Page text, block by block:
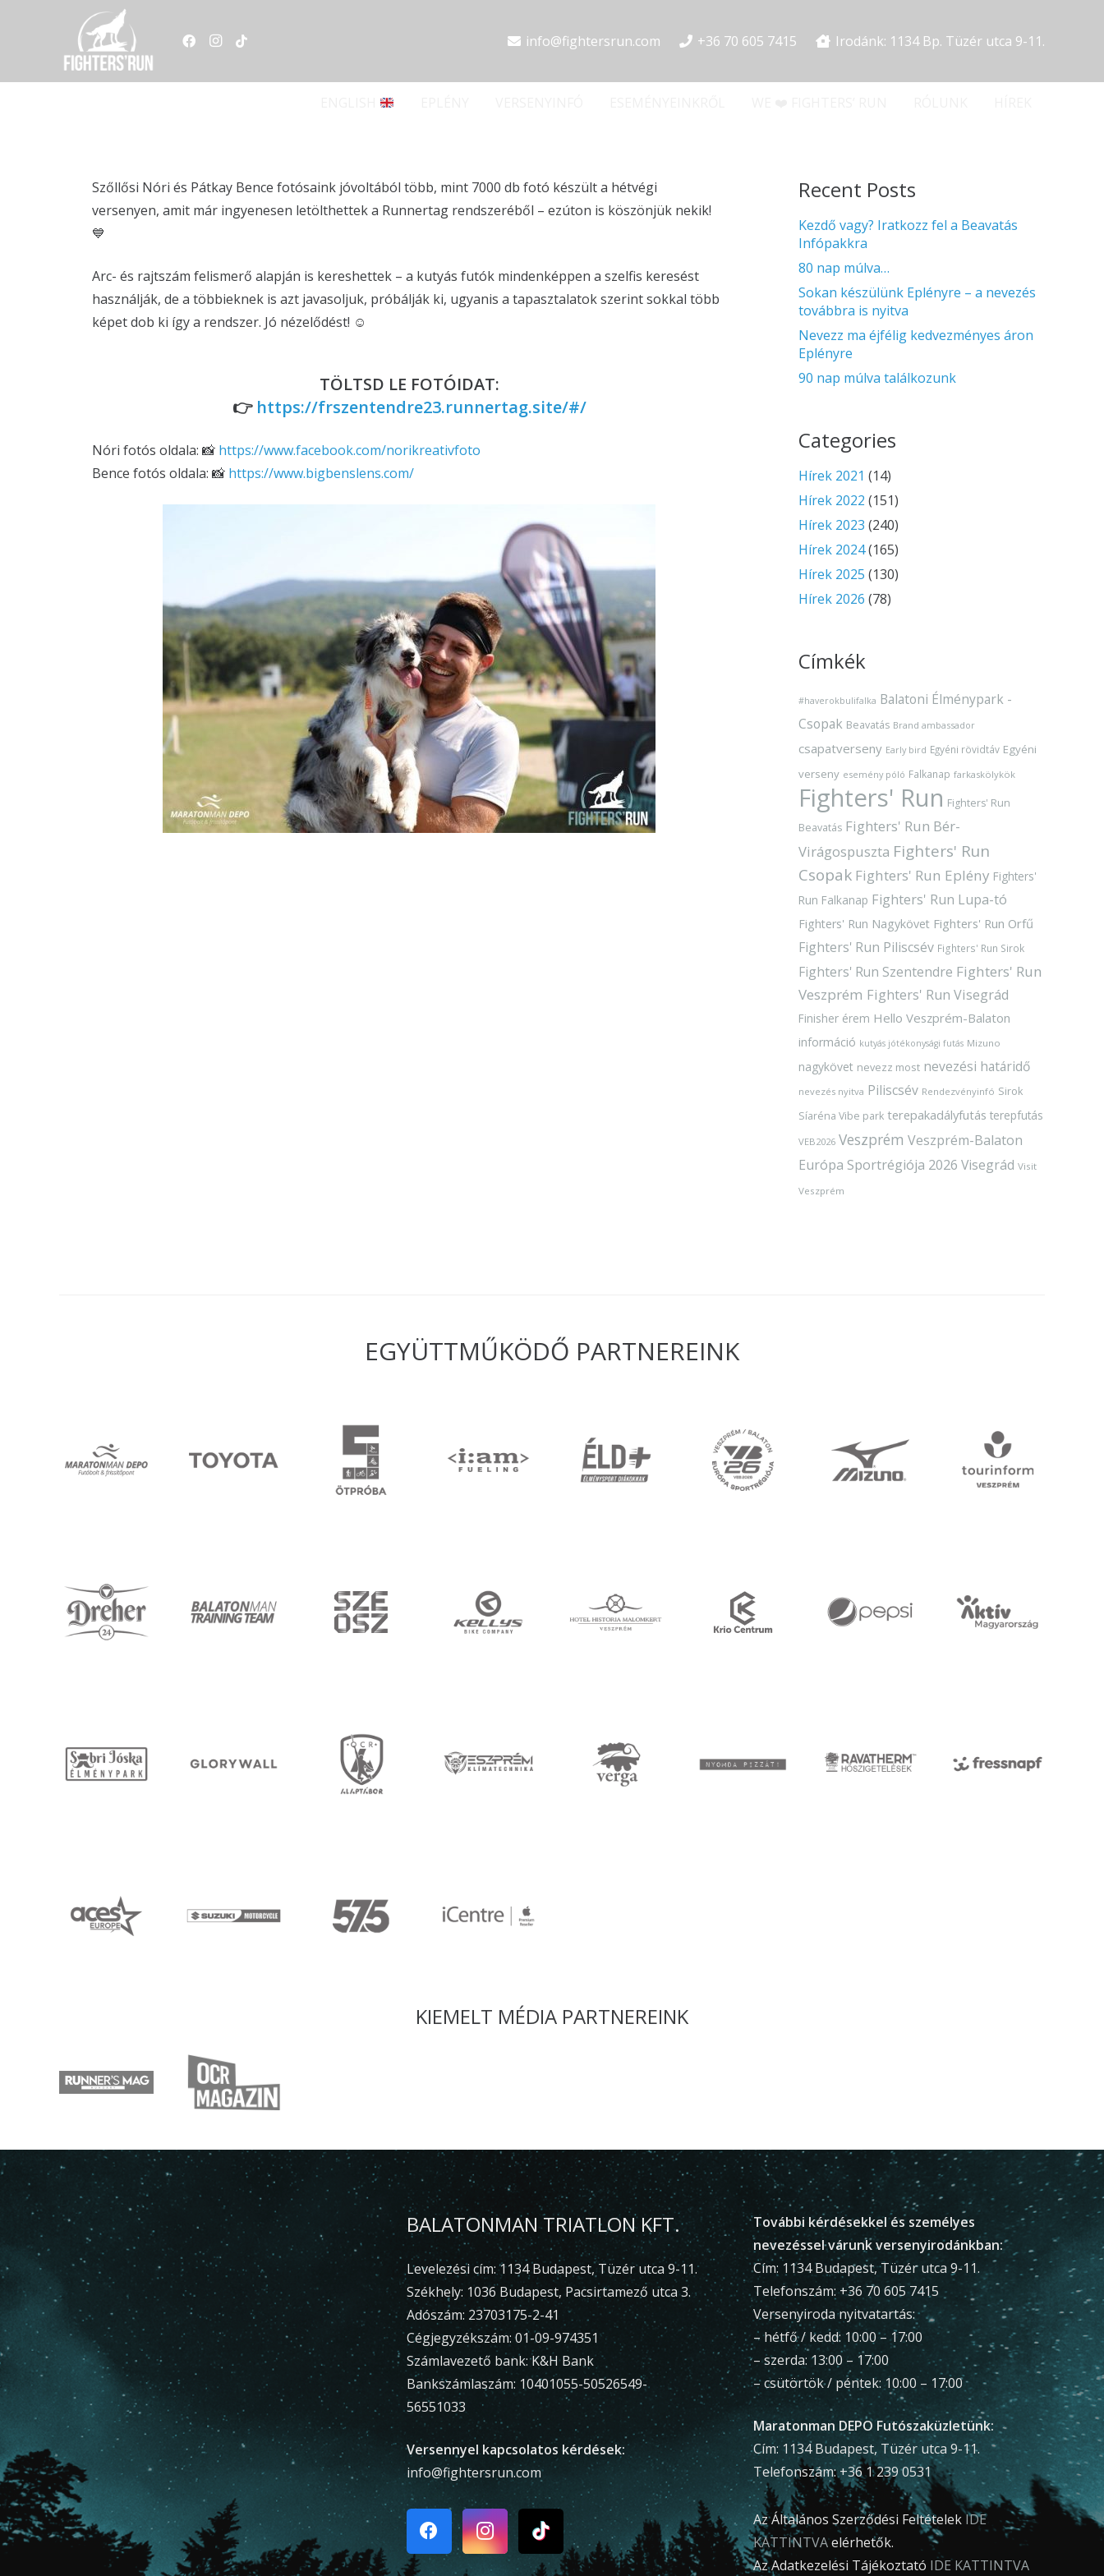
info@fightersrun.com +36 70 605 7415 Irodánk: 1134 Bp. Tüzér utca 9-11.
Szőllősi Nóri és Pátkay Bence fotósaink jóvoltából több, mint 7000 db fotó készült a hétvégi
versenyen, amit már ingyenesen letölthettek a Runnertag rendszeréből – ezúton is köszönjük nekik!
💙
Arc- és rajtszám felismerő alapján is kereshettek – a kutyás futók mindenképpen a szelfis keresést
használják, de a többieknek is azt javasoljuk, próbálják ki, ugyanis a tapasztalatok szerint sokkal több
képet dob ki így a rendszer. Jó nézelődést! ☺
TÖLTSD LE FOTÓIDAT:
👉 https://frszentendre23.runnertag.site/#/
Nóri fotós oldala: 📸 https://www.facebook.com/norikreativfoto
Bence fotós oldala: 📸 https://www.bigbenslens.com/
Recent Posts
Kezdő vagy? Iratkozz fel a Beavatás
Infópakkra
80 nap múlva…
Sokan készülünk Eplényre – a nevezés
továbbra is nyitva
Nevezz ma éjfélig kedvezményes áron
Eplényre
90 nap múlva találkozunk
Categories
Hírek 2021 (14)
Hírek 2022 (151)
Hírek 2023 (240)
Hírek 2024(165)
Hírek 2025 (130)
Hírek 2026 (78)
Címkék
#haverokbulifalka Balatoni Élménypark -
Csopak Beavatás Brand ambassador
csapatverseny Early bird Egyéni rövidtáv Egyéni
verseny esemény póló Falkanap farkaskölykök
Fighters' Run Fighters' Run
Beavatás Fighters' Run Bér-
Virágospuszta Fighters' Run
Csopak Fighters' Run Eplény Fighters'
Run Falkanap Fighters' Run Lupa-tó
Fighters' Run Nagykövet Fighters' Run Orfű
Fighters' Run Piliscsév Fighters' Run Sirok
Fighters' Run Szentendre Fighters' Run
Veszprém Fighters' Run Visegrád
Finisher érem Hello Veszprém-Balaton
információ kutyás jótékonysági futás Mizuno
nagykövet nevezz most nevezési határidő
nevezés nyitva Piliscsév Rendezvényinfó Sirok
Síaréna Vibe park terepakadályfutás terepfutás
VEB2026 Veszprém Veszprém-Balaton
Európa Sportrégiója 2026 Visegrád Visit
Veszprém
EGYÜTTMŰKÖDŐ PARTNEREINK
KIEMELT MÉDIA PARTNEREINK
BALATONMAN TRIATLON KFT.
Levelezési cím: 1134 Budapest, Tüzér utca 9-11.
Székhely: 1036 Budapest, Pacsirtamező utca 3.
Adószám: 23703175-2-41
Cégjegyzékszám: 01-09-974351
Számlavezető bank: K&H Bank
Bankszámlaszám: 10401055-50526549-
56551033
Versennyel kapcsolatos kérdések:
info@fightersrun.com
További kérdésekkel és személyes
nevezéssel várunk versenyirodánkban:
Cím: 1134 Budapest, Tüzér utca 9-11.
Telefonszám: +36 70 605 7415
Versenyiroda nyitvatartás:
– hétfő / kedd: 10:00 – 17:00
– szerda: 13:00 – 17:00
– csütörtök / péntek: 10:00 – 17:00
Maratonman DEPO Futószaküzletünk:
Cím: 1134 Budapest, Tüzér utca 9-11.
Telefonszám: +36 1 239 0531
Az Általános Szerződési FeltételekIDE
KATTINTVAelérhetők.
Az Adatkezelési Tájékoztató IDE KATTINTVA